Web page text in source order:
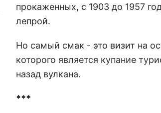
прокаженных, с 1903 до 1957
лепрой.
Но самый смак - это визит на
которого является купание
назад вулкана.
***